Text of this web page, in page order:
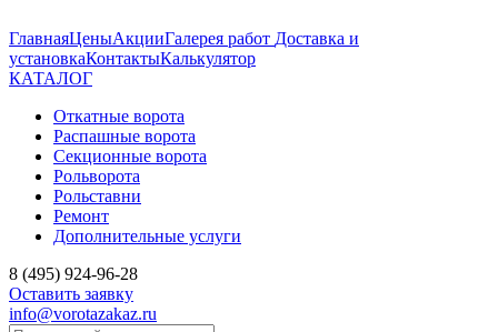
ГлавнаяЦеныАкцииГалерея работ Доставка и
установкаКонтактыКалькулятор
КАТАЛОГ
Откатные ворота
Распашные ворота
Секционные ворота
Рольворота
Рольставни
Ремонт
Дополнительные услуги
8 (495) 924-96-28
Оставить заявку
info@vorotazakaz.ru